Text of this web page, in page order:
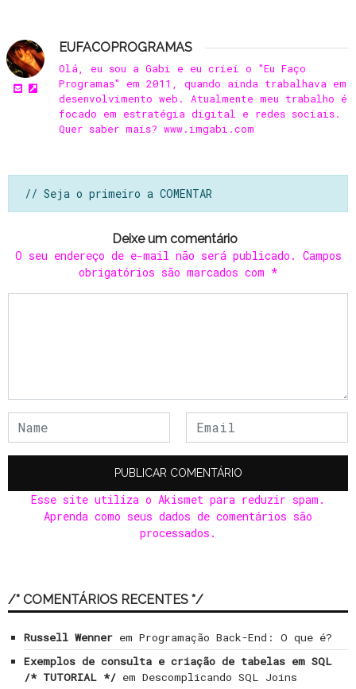
EUFACOPROGRAMAS
Olá, eu sou a Gabi e eu criei o "Eu Faço
Programas" em 2011, quando ainda trabalhava em
desenvolvimento web. Atualmente meu trabalho é
focado em estratégia digital e redes sociais.
Quer saber mais? www.imgabi.com
// Seja o primeiro a COMENTAR
Deixe um comentário
O seu endereço de e-mail não será publicado. Campos
obrigatórios são marcados com *
Esse site utiliza o Akismet para reduzir spam.
Aprenda como seus dados de comentários são
processados .
/* COMENTÁRIOS RECENTES */
Russell Wenner em Programação Back-End: O que é?
Exemplos de consulta e criação de tabelas em SQL
/* TUTORIAL */ em Descomplicando SQL Joins